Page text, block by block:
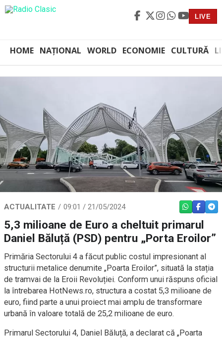
LIVE
HOME NAȚIONAL WORLD ECONOMIE CULTURĂ
ACTUALITATE 09:01 / 21/05/2024 WHATSAPP
5,3 milioane de Euro a cheltuit primarul
Daniel Băluță (PSD) pentru „Porta Eroilor”
Primăria Sectorului 4 a făcut public costul impresionant al
structurii metalice denumite „Poarta Eroilor”, situată la stația
de tramvai de la Eroii Revoluției. Conform unui răspuns oficial
la întrebarea HotNews.ro, structura a costat 5,3 milioane de
euro, fiind parte a unui proiect mai amplu de transformare
urbană în valoare totală de 25,2 milioane de euro.
Primarul Sectorului 4, Daniel Băluță, a declarat că „Poarta